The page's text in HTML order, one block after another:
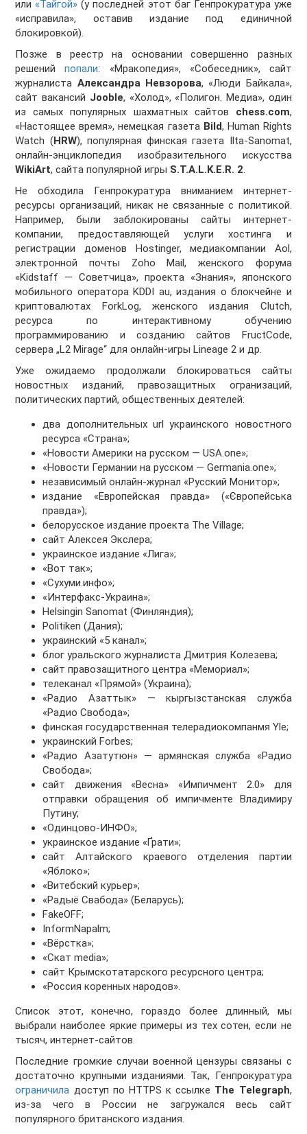
или «Тайгой» (у последней этот баг Генпрокуратура уже
«исправила», оставив издание под единичной
блокировкой).
Позже в реестр на основании совершенно разных
решенийпопали: «Мракопедия», «Собеседник», сайт
журналиста Александра Невзорова, «Люди Байкала»,
cайт вакансий Jooble, «Холод», «Полигон. Медиа», один
из самых популярных шахматных сайтов chess.com,
«Настоящее время», немецкая газета Bild, Human Rights
Watch (HRW), популярная финская газета Ilta-Sanomat,
онлайн-энциклопедия изобразительного искусства
WikiArt, сайта популярной игры S.T.A.L.K.E.R. 2.
Не обходила Генпрокуратура вниманием интернет-
ресурсы организаций, никак не связанные с политикой.
Например, были заблокированы сайты интернет-
компании, предоставляющей услуги хостинга и
регистрации доменов Hostinger, медиакомпании Aol,
электронной почты Zoho Mail, женского форума
«Kidstaff — Советчица», проекта «Знания», японского
мобильного оператора KDDI au, издания о блокчейне и
криптовалютах ForkLog, женского издания Clutch,
ресурса по интерактивному обучению
программированию и созданию сайтов FructCode,
сервера „L2 Mirage“ для онлайн-игры Lineage 2 и др.
Уже ожидаемо продолжали блокироваться сайты
новостных изданий, правозащитных огранизаций,
политических партий, общественных деятелей:
два дополнительных url украинского новостного
ресурса «Страна»;
«Новости Америки на русском — USA.one»;
«Новости Германии на русском — Germania.one»;
независимый онлайн-журнал «Русский Монитор»;
издание «Европейская правда» («Європейська
правда»);
белорусское издание проекта The Village;
сайт Алексея Экслера;
украинское издание «Лига»;
«Вот так»;
«Сухуми.инфо»;
«Интерфакс-Украина»;
Helsingin Sanomat (Финляндия);
Politiken (Дания);
украинский «5 канал»;
блог уральского журналиста Дмитрия Колезева;
сайт правозащитного центра «Мемориал»;
телеканал «Прямой» (Украина);
«Радио Азаттык» — кыргызстанская служба
«Радио Свобода»;
финская государственная телерадиокомпанмя Yle;
украинский Forbes;
«Радио Азатутюн» — армянская служба «Радио
Свобода»;
сайт движения «Весна» «Импичмент 2.0» для
отправки обращения об импичменте Владимиру
Путину;
«Одинцово-ИНФО»;
украинское издание «Ґрати»;
сайт Алтайского краевого отделения партии
«Яблоко»;
«Витебский курьер»;
«Радыё Свабода» (Беларусь);
FakeOFF;
InformNapalm;
«Вёрстка»;
«Скат media»;
сайт Крымскотатарского ресурсного центра;
«Россия коренных народов».
Список этот, конечно, гораздо более длинный, мы
выбрали наиболее яркие примеры из тех сотен, если не
тысяч, интернет-сайтов.
Последние громкие случаи военной цензуры связаны с
достаточно крупными изданиями. Так, Генпрокуратура
ограничила доступ по HTTPS к ссылке The Telegraph,
из-за чего в России не загружался весь сайт
популярного британского издания.